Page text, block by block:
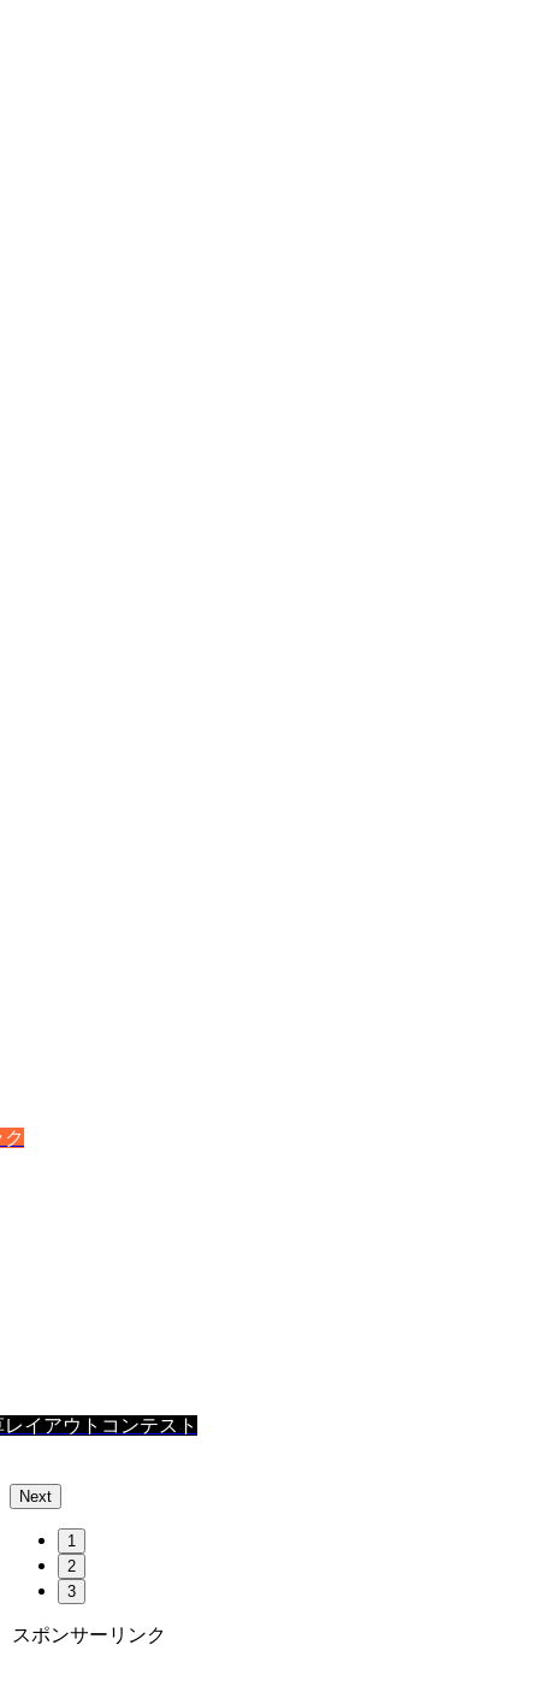
イアウトコンテスト
Next
1
2
3
スポンサーリンク